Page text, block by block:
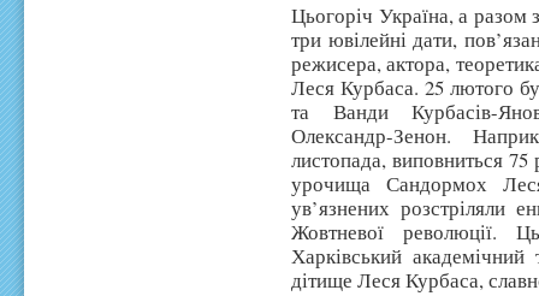
Цьогоріч Україна, а разом
три ювілейні дати,
режисера, актора,
Леся Курбаса. 25 лютого
та Ванди Курбасів-
Олександр-Зенон.
листопада, виповниться 75
урочища Сандормох
ув’язнених розстріляли
Жовтневої революції.
Харківський
дітище Леся Курбаса,